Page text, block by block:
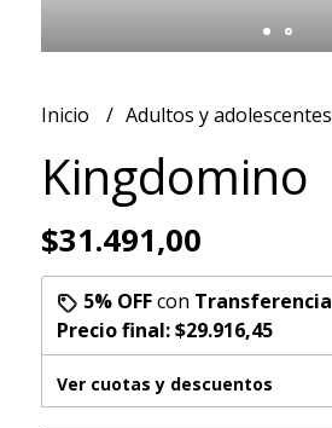
Inicio Adultos y adolescentes
Kingdomino
$31.491,00
5% OFFcon Transferencia
Precio final:$29.916,45
Ver cuotas y descuentos